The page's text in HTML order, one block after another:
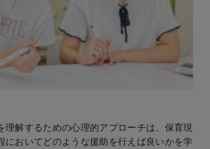
理解するための心理的アプローチは、保育現
においてどのような援助を行えば良いかを学